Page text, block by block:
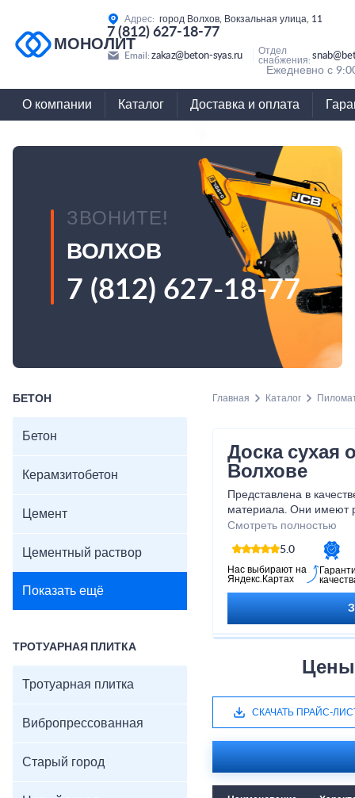
МОНОЛИТ
Адрес: город Волхов, Вокзальная улица, 11
7 (812) 627-18-77
Email: zakaz@beton-syas.ru
Отдел
снабжения:
Ежедневно с
О компании Каталог Доставка и оплата
ЗВОНИТЕ!
ВОЛХОВ
7 (812) 627-18-77
БЕТОН
Бетон
Керамзитобетон
Цемент
Цементный раствор
Показать ещё
ТРОТУАРНАЯ ПЛИТКА
Тротуарная плитка
Вибропрессованная
Старый город
Главная Каталог
Доска сухая
Волхове
Представлена в
материала. Они имеют
обрезная сухая купить
строительства разных
обрезная сухая цена
Смотреть полностью
5.0
Нас выбирают на
Яндекс.Картах
СКАЧАТЬ ПРАЙС-